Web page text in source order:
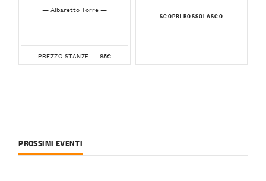
— Albaretto Torre —
PREZZO STANZE — 85€
SCOPRI BOSSOLASCO
PROSSIMI EVENTI